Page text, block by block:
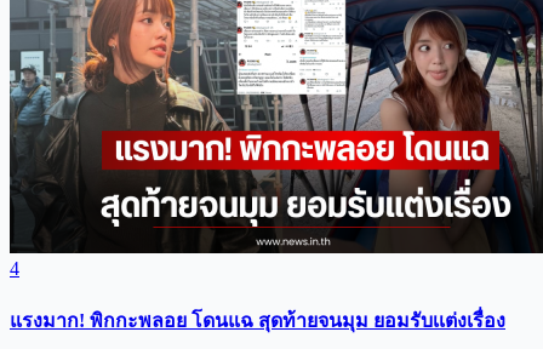
4
แรงมาก! พิกกะพลอย โดนแฉ สุดท้ายจนมุม ยอมรับเเต่งเรื่อง